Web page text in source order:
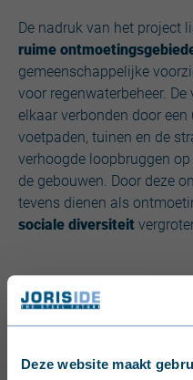
Deze website maakt
De nadruk van het project
ruime
gemeenschappelijke
voor regenwaterbeheer.
elkaar verbonden door
voetpaden, tuinen en de
verhoogde loopbruggen
de gebouwen. Door deze
tevens dienen als
sociale diversiteit